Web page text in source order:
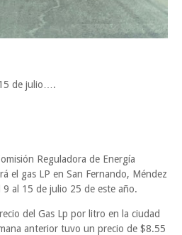
de julio….
Reguladora de Energía
el gas LP en San Fernando, Méndez
9 al 15 de julio 25 de este año.
del Gas Lp por litro en la ciudad
anterior tuvo un precio de $8.55